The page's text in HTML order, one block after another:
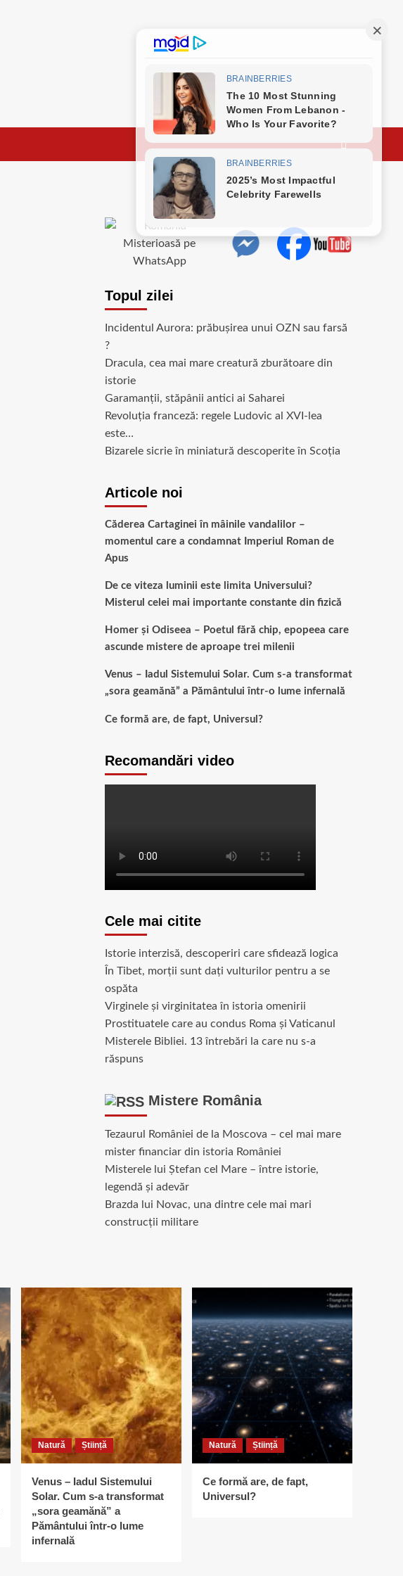
Topul zilei
Incidentul Aurora: prăbușirea unui OZN sau farsă
?
Dracula, cea mai mare creatură zburătoare din
istorie
Garamanții, stăpânii antici ai Saharei
Revoluția franceză: regele Ludovic al XVI-lea
este…
Bizarele sicrie în miniatură descoperite în Scoția
Articole noi
Căderea Cartaginei în mâinile vandalilor –
momentul care a condamnat Imperiul Roman de
Apus
De ce viteza luminii este limita Universului?
Misterul celei mai importante constante din fizică
Homer și Odiseea – Poetul fără chip, epopeea care
ascunde mistere de aproape trei milenii
Venus – Iadul Sistemului Solar. Cum s-a transformat
„sora geamănă” a Pământului într-o lume infernală
Ce formă are, de fapt, Universul?
Recomandări video
Cele mai citite
Istorie interzisă, descoperiri care sfidează logica
În Tibet, morții sunt dați vulturilor pentru a se
ospăta
Virginele şi virginitatea în istoria omenirii
Prostituatele care au condus Roma și Vaticanul
Misterele Bibliei. 13 întrebări la care nu s-a
răspuns
Mistere România
Tezaurul României de la Moscova – cel mai mare
mister financiar din istoria României
Misterele lui Ștefan cel Mare – între istorie,
legendă și adevăr
Brazda lui Novac, una dintre cele mai mari
construcții militare
Natură Știință
Venus – Iadul Sistemului
Solar. Cum s-a transformat
„sora geamănă” a
Pământului într-o lume
infernală
Natură Știință
Ce formă are, de fapt,
Universul?